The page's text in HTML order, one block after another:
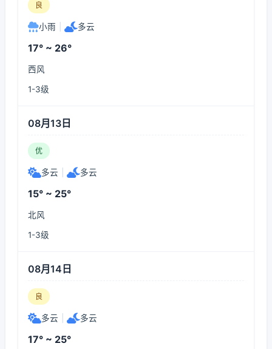
良
小雨 多云
17° ~ 26°
西风
1-3级
08月13日
优
多云 多云
15° ~ 25°
北风
1-3级
08月14日
良
多云 多云
17° ~ 25°